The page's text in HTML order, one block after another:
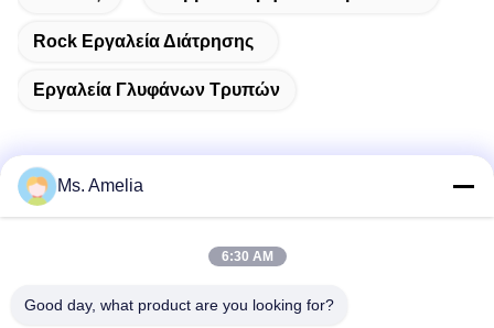
Rock Εργαλεία Διάτρησης
Εργαλεία Γλυφάνων Τρυπών
- Όχι, όχι, όχι.122, οδός Xizhang, πόλη Wuxi, επαρχία
Ms. Amelia
6:30 AM
Good day, what product are you looking for?